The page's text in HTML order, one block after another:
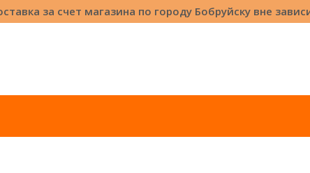
за счет магазина по городу Бобруйску вне